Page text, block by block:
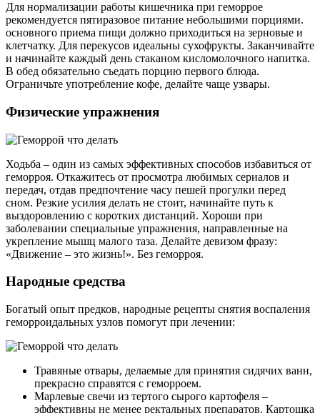
Для нормализации работы кишечника при геморрое
рекомендуется пятиразовое питание небольшими порциями.
основного приема пищи должно приходиться на зерновые и
клетчатку. Для перекусов идеальны сухофрукты. Заканчивайте
и начинайте каждый день стаканом кисломолочного напитка.
В обед обязательно съедать порцию первого блюда.
Ограничьте употребление кофе, делайте чаще узвары.
Физические упражнения
Ходьба – один из самых эффективных способов избавиться от
геморроя. Откажитесь от просмотра любимых сериалов и
передач, отдав предпочтение часу пешей прогулки перед
сном. Резкие усилия делать не стоит, начинайте путь к
выздоровлению с коротких дистанций. Хороши при
заболевании специальные упражнения, направленные на
укрепление мышц малого таза. Делайте девизом фразу:
«Движение – это жизнь!». Без геморроя.
Народные средства
Богатый опыт предков, народные рецепты снятия воспаления
геморроидальных узлов помогут при лечении:
Травяные отвары, делаемые для принятия сидячих ванн,
прекрасно справятся с геморроем.
Марлевые свечи из тертого сырого картофеля –
эффективны не менее ректальных препаратов. Картошка